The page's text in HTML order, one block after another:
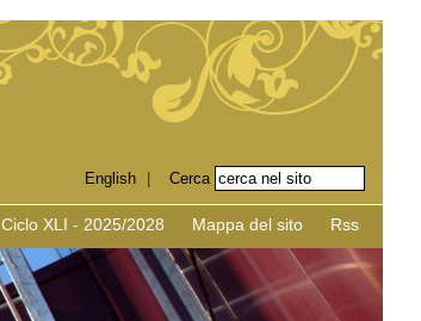
English
Ciclo XLI - 2025/2028 Mappa del sito Rss